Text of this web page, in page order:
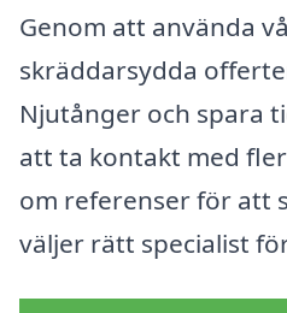
Genom att använda
skräddarsydda
Njutånger och spara
att ta kontakt med
om referenser för att
väljer rätt specialist